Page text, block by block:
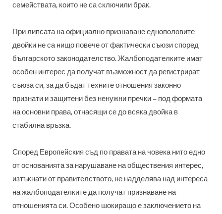
семействата, които не са сключили брак.
При липсата на официално признаване еднополовите
двойки не са нищо повече от фактически съюзи според
българското законодателство. Жалбоподателките имат
особен интерес да получат възможност да регистрират
съюза си, за да бъдат техните отношения законно
признати и защитени без ненужни пречки – под формата
на основни права, отнасящи се до всяка двойка в
стабилна връзка.
Според Европейския съд по правата на човеканито едно
от основанията за нарушаване на обществения интерес,
изтъкнати от правителството, не надделява над интереса
на жалбоподателките да получат признаване на
отношенията си. Особено шокиращо е заключението на